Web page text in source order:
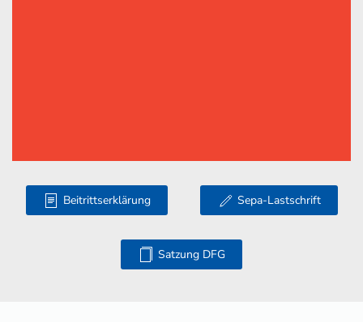
Beitrittserklärung Sepa-Lastschrift
Satzung DFG